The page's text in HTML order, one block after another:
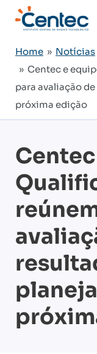
Home » Notícias
» Centec e
para avaliação
próxima edição